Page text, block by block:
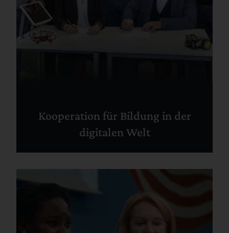
Kooperation für Bildung in der
digitalen Welt